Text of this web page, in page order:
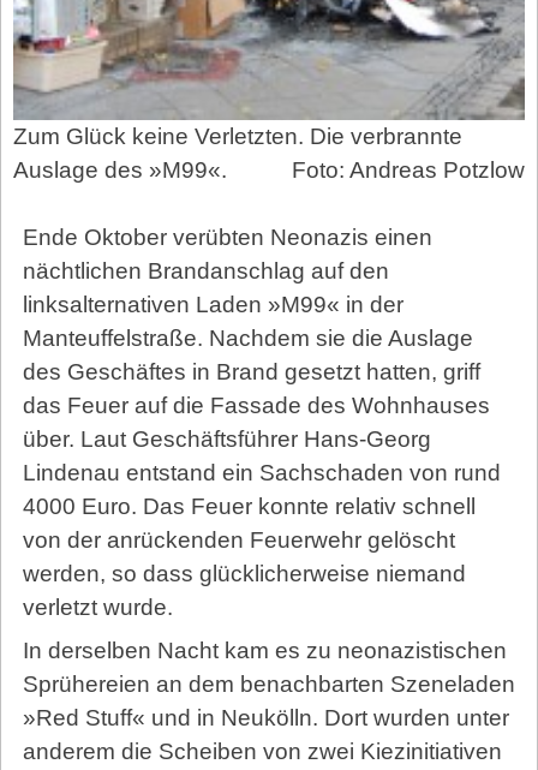
Zum Glück keine Verletzten. Die verbrannte
Auslage des »M99«.
Foto: Andreas Potzlow
Ende Oktober verübten Neonazis einen
nächtlichen Brandanschlag auf den
linksalternativen Laden »M99« in der
Manteuffelstraße. Nachdem sie die Auslage
des Geschäftes in Brand gesetzt hatten, griff
das Feuer auf die Fassade des Wohnhauses
über. Laut Geschäftsführer Hans-Georg
Lindenau entstand ein Sachschaden von rund
4000 Euro. Das Feuer konnte relativ schnell
von der anrückenden Feuerwehr gelöscht
werden, so dass glücklicherweise niemand
verletzt wurde.
In derselben Nacht kam es zu neonazistischen
Sprühereien an dem benachbarten Szeneladen
»Red Stuff« und in Neukölln. Dort wurden unter
anderem die Scheiben von zwei Kiezinitiativen